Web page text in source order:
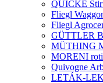
QUICKE
Fliegl
Fliegl
GÜTTLER
MÜTHING
MORENI
Quivogne
LETÁK-